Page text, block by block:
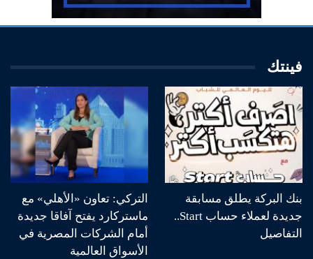
فينتك
بنك البركة يطلق مسابقة
جديدة لعملاء حساب Start..
التفاصيل
التركي: تعاون «الأهلي» مع
ماستركارد يفتح آفاقا جديدة
أمام الشركات المصرية في
الأسواق العالمية